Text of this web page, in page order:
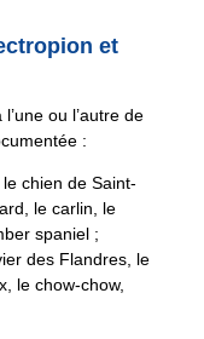
et
ou l’autre de
:
chien de Saint-
le carlin, le
spaniel ;
des Flandres, le
le chow-chow,